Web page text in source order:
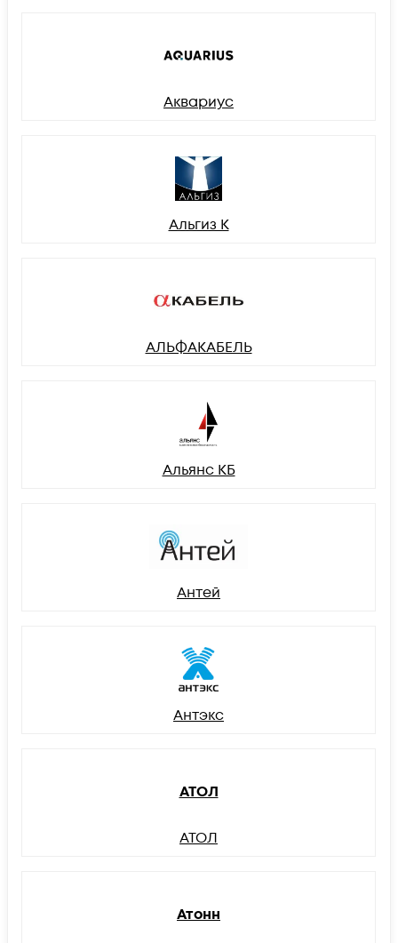
Аквариус
Альгиз К
АЛЬФАКАБЕЛЬ
Альянс КБ
Антей
Антэкс
АТОЛ
АТОЛ
Атонн